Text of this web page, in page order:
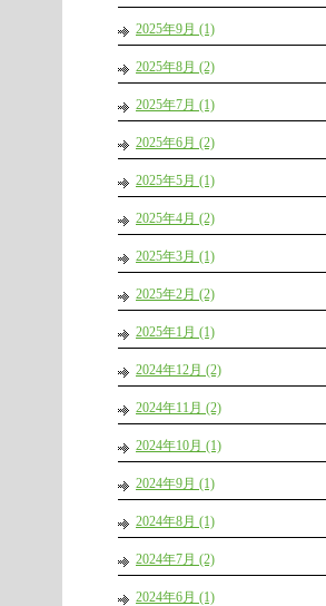
2025年9月 (1)
2025年8月 (2)
2025年7月 (1)
2025年6月 (2)
2025年5月 (1)
2025年4月 (2)
2025年3月 (1)
2025年2月 (2)
2025年1月 (1)
2024年12月 (2)
2024年11月 (2)
2024年10月 (1)
2024年9月 (1)
2024年8月 (1)
2024年7月 (2)
2024年6月 (1)